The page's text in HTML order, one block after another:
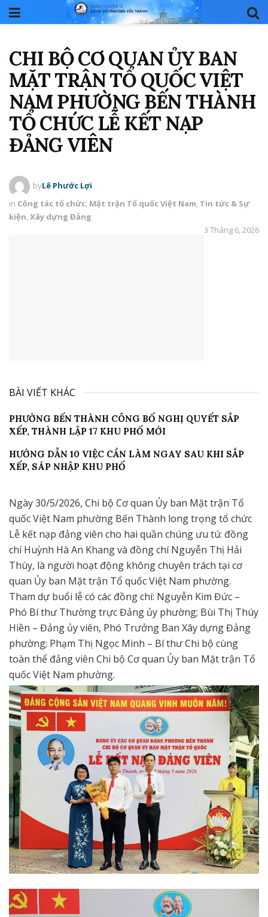
CHI BỘ CƠ QUAN ỦY BAN
MẶT TRẬN TỔ QUỐC VIỆT
NAM PHƯỜNG BẾN THÀNH
TỔ CHỨC LỄ KẾT NẠP
ĐẢNG VIÊN
byLê Phước Lợi
in Công tác tổ chức, Mặt trận Tổ quốc Việt Nam, Tin tức & Sự
kiện,Xây dựng Đảng
3 Tháng 6, 2026
BÀI VIẾT KHÁC
PHƯỜNG BẾN THÀNH CÔNG BỐ NGHỊ QUYẾT SẮP
XẾP, THÀNH LẬP 17 KHU PHỐ MỚI
HƯỚNG DẪN 10 VIỆC CẦN LÀM NGAY SAU KHI SẮP
XẾP, SÁP NHẬP KHU PHỐ
Ngày 30/5/2026, Chi bộ Cơ quan Ủy ban Mặt trận Tổ
quốc Việt Nam phường Bến Thành long trọng tổ chức
Lễ kết nạp đảng viên cho hai quần chúng ưu tú: đồng
chí Huỳnh Hà An Khang và đồng chí Nguyễn Thị Hải
Thùy, là người hoạt động không chuyên trách tại cơ
quan Ủy ban Mặt trận Tổ quốc Việt Nam phường.
Tham dự buổi lễ có các đồng chí: Nguyễn Kim Đức –
Phó Bí thư Thường trực Đảng ủy phường; Bùi Thị Thúy
Hiền – Đảng ủy viên, Phó Trưởng Ban Xây dựng Đảng
phường; Phạm Thị Ngọc Minh – Bí thư Chi bộ cùng
toàn thể đảng viên Chi bộ Cơ quan Ủy ban Mặt trận Tổ
quốc Việt Nam phường.